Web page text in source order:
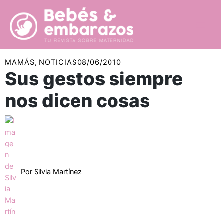
contenido
MAMÁS, NOTICIAS08/06/2010
Sus gestos siempre
nos dicen cosas
Por Silvia Martínez